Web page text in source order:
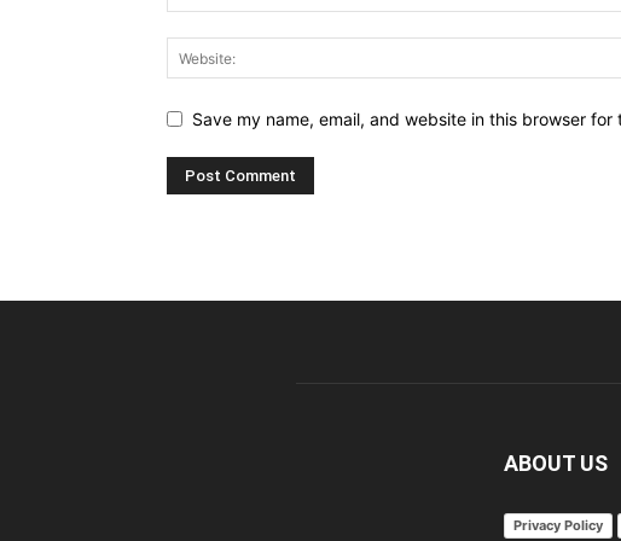
Save my name, email, and website in this browser
ABOUT US
Privacy Policy